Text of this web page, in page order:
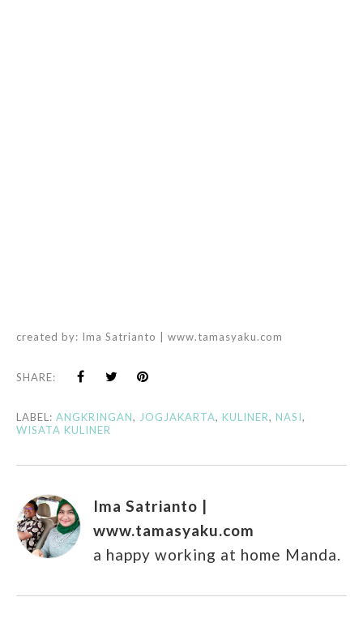
created by: Ima Satrianto | www.tamasyaku.com
SHARE:
LABEL: ANGKRINGAN, JOGJAKARTA, KULINER, NASI,
WISATA KULINER
Ima Satrianto |
www.tamasyaku.com
a happy working at home Manda.